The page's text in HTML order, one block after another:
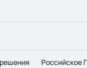
Российское